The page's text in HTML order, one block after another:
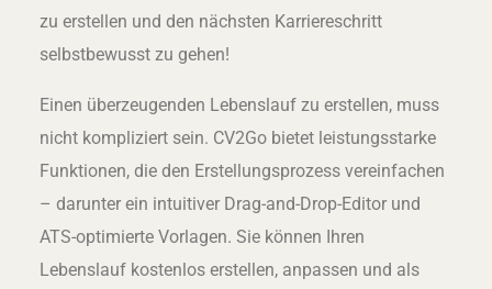
zu erstellen und den nächsten Karriereschritt
selbstbewusst zu gehen!
Einen überzeugenden Lebenslauf zu erstellen, muss
nicht kompliziert sein. CV2Go bietet leistungsstarke
Funktionen, die den Erstellungsprozess vereinfachen
– darunter ein intuitiver Drag-and-Drop-Editor und
ATS-optimierte Vorlagen. Sie können Ihren
Lebenslauf kostenlos erstellen, anpassen und als